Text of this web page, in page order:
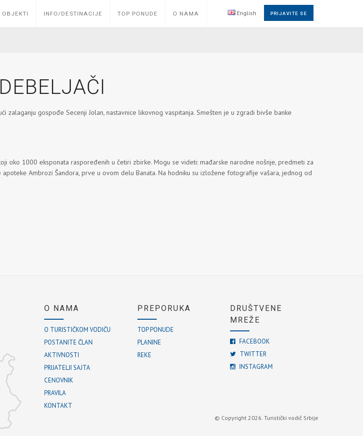
OBJEKTI INFO/DESTINACIJE TOP PONUDE O NAMA English PRIJAVITE SE
zalaganju gospođe Secenji Jolan, nastavnice likovnog vaspitanja. Smešten je u zgradi bivše banke
oko 1000 eksponata raspoređenih u četiri zbirke. Mogu se videti: mаđаrske nаrodne nošnje, predmeti za
Ambrozi Šandora, prve u ovom delu Banata. Na hodniku su izložene fotografije vašara, jednog od
O NAMA
O TURISTIČKOM VODIČU
POSTANITE ČLAN
AKTIVNOSTI
PRIJATELJI SAJTA
CENOVNIK
PRAVILA
KONTAKT
PREPORUKA
TOP PONUDE
PLANINE
REKE
DRUŠTVENE
MREŽE
FACEBOOK
TWITTER
INSTAGRAM
© Copyright 2026. Turistički vodič Srbije